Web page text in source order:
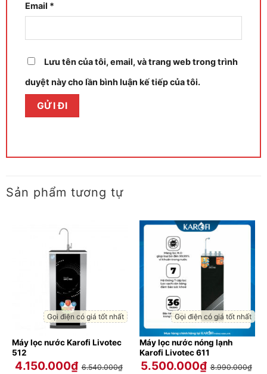
Email *
Lưu tên của tôi, email, và trang web trong trình
duyệt này cho lần bình luận kế tiếp của tôi.
Sản phẩm tương tự
Gọi điện có giá tốt nhất
Máy lọc nước Karofi Livotec
512
4.150.000₫ 6.540.000₫
Gọi điện có giá tốt nhất
Máy lọc nước nóng lạnh
Karofi Livotec 611
5.500.000₫ 8.990.000₫